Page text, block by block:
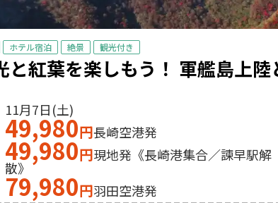
ホテル宿泊 絶景 観光付き
と紅葉を楽しもう！ 軍艦島上
11月7日(土)
49,980円長崎空港発
49,980円現地発《長崎港集合／諫早駅解
散》
79,980円羽田空港発